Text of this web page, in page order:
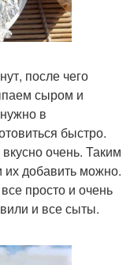
после чего
сыром и
в
быстро.
очень. Таким
добавить можно.
просто и очень
и все сыты.